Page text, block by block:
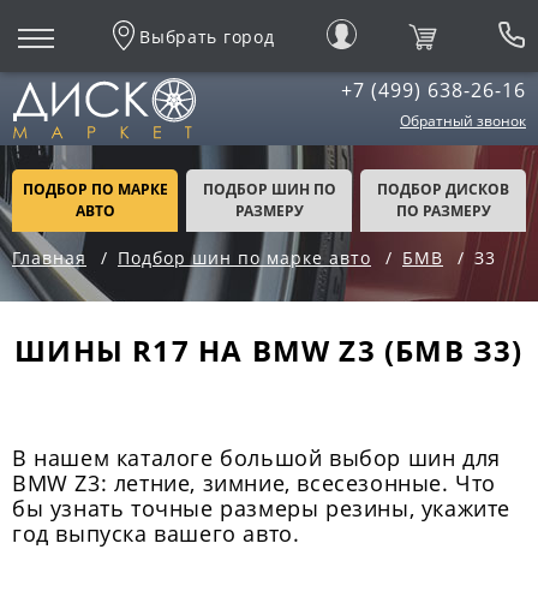
Выбрать город
+7 (499) 638-26-16
Обратный звонок
ПОДБОР ПО МАРКЕ
АВТО
ПОДБОР ШИН ПО
РАЗМЕРУ
ПОДБОР ДИСКОВ
ПО РАЗМЕРУ
Главная Подбор шин по марке авто БМВ З3
ШИНЫ R17 НА BMW Z3 (БМВ З3)
В нашем каталоге большой выбор шин для
BMW Z3: летние, зимние, всесезонные. Что
бы узнать точные размеры резины, укажите
год выпуска вашего авто.